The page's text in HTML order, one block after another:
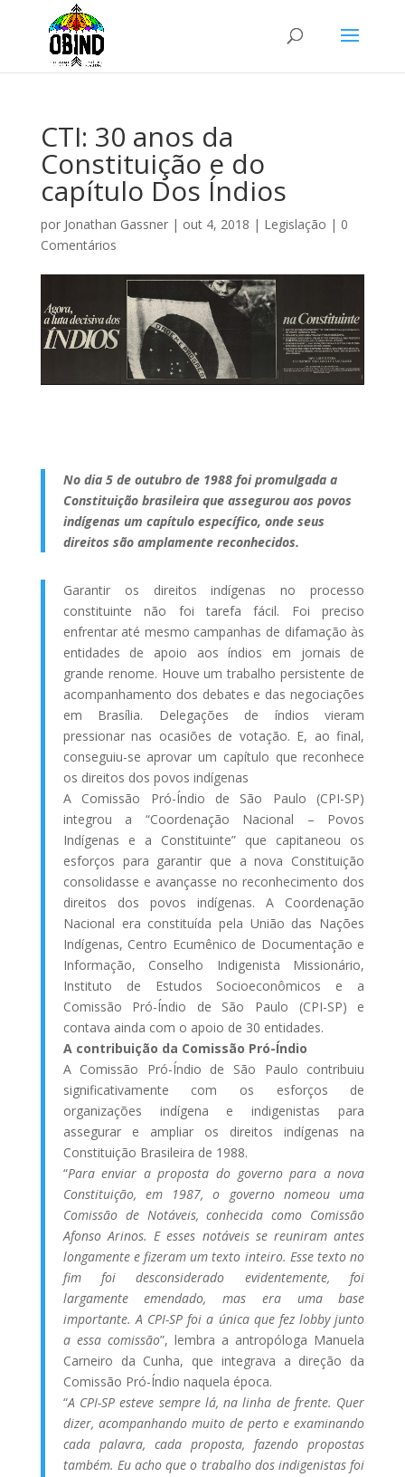
CTI: 30 anos da
Constituição e do
capítulo Dos Índios
por Jonathan Gassner| out 4, 2018 | Legislação | 0
Comentários
No dia 5 de outubro de 1988 foi promulgada a
Constituição brasileira que assegurou aos povos
indígenas um capítulo específico, onde seus
direitos são amplamente reconhecidos.
Garantir os direitos indígenas no processo
constituinte não foi tarefa fácil. Foi preciso
enfrentar até mesmo campanhas de difamação às
entidades de apoio aos índios em jornais de
grande renome. Houve um trabalho persistente de
acompanhamento dos debates e das negociações
em Brasília. Delegações de índios vieram
pressionar nas ocasiões de votação. E, ao final,
conseguiu-se aprovar um capítulo que reconhece
os direitos dos povos indígenas
A Comissão Pró-Índio de São Paulo (CPI-SP)
integrou a “Coordenação Nacional – Povos
Indígenas e a Constituinte” que capitaneou os
esforços para garantir que a nova Constituição
consolidasse e avançasse no reconhecimento dos
direitos dos povos indígenas. A Coordenação
Nacional era constituída pela União das Nações
Indígenas, Centro Ecumênico de Documentação e
Informação, Conselho Indigenista Missionário,
Instituto de Estudos Socioeconômicos e a
Comissão Pró-Índio de São Paulo (CPI-SP) e
contava ainda com o apoio de 30 entidades.
A contribuição da Comissão Pró-Índio
A Comissão Pró-Índio de São Paulo contribuiu
significativamente com os esforços de
organizações indígena e indigenistas para
assegurar e ampliar os direitos indígenas na
Constituição Brasileira de 1988.
“Para enviar a proposta do governo para a nova
Constituição, em 1987, o governo nomeou uma
Comissão de Notáveis, conhecida como Comissão
Afonso Arinos. E esses notáveis se reuniram antes
longamente e fizeram um texto inteiro. Esse texto no
fim foi desconsiderado evidentemente, foi
largamente emendado, mas era uma base
importante. A CPI-SP foi a única que fez lobby junto
a essa comissão”, lembra a antropóloga Manuela
Carneiro da Cunha, que integrava a direção da
Comissão Pró-Índio naquela época.
“A CPI-SP esteve sempre lá, na linha de frente. Quer
dizer, acompanhando muito de perto e examinando
cada palavra, cada proposta, fazendo propostas
também. Eu acho que o trabalho dos indigenistas foi